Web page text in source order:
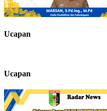
Ucapan
Ucapan